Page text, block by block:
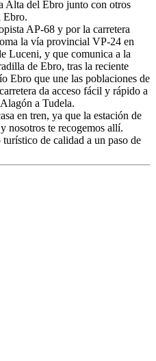
Alta del Ebro junto con otros
Ebro.
AP-68 y por la carretera
la vía provincial VP-24 en
Luceni, y que comunica a la
de Ebro, tras la reciente
Ebro que une las poblaciones de
da acceso fácil y rápido a
a Tudela.
en tren, ya que la estación de
nosotros te recogemos allí.
de calidad a un paso de